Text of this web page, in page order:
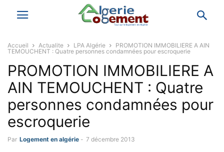
Accueil Actualite LPA Algérie
PROMOTION IMMOBILIERE A AIN
TEMOUCHENT : Quatre personnes condamnées pour escroquerie
PROMOTION IMMOBILIERE A
AIN TEMOUCHENT : Quatre
personnes condamnées pour
escroquerie
Par Logement en algérie - 7 décembre 2013